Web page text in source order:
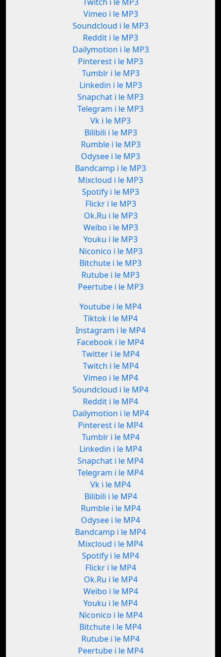
Vimeo i le MP3
Soundcloud i le MP3
Reddit i le MP3
Dailymotion i le MP3
Pinterest i le MP3
Tumblr i le MP3
Linkedin i le MP3
Snapchat i le MP3
Telegram i le MP3
Vk i le MP3
Bilibili i le MP3
Rumble i le MP3
Odysee i le MP3
Bandcamp i le MP3
Mixcloud i le MP3
Spotify i le MP3
Flickr i le MP3
Ok.Ru i le MP3
Weibo i le MP3
Youku i le MP3
Niconico i le MP3
Bitchute i le MP3
Rutube i le MP3
Peertube i le MP3
Youtube i le MP4
Tiktok i le MP4
Instagram i le MP4
Facebook i le MP4
Twitter i le MP4
Twitch i le MP4
Vimeo i le MP4
Soundcloud i le MP4
Reddit i le MP4
Dailymotion i le MP4
Pinterest i le MP4
Tumblr i le MP4
Linkedin i le MP4
Snapchat i le MP4
Telegram i le MP4
Vk i le MP4
Bilibili i le MP4
Rumble i le MP4
Odysee i le MP4
Bandcamp i le MP4
Mixcloud i le MP4
Spotify i le MP4
Flickr i le MP4
Ok.Ru i le MP4
Weibo i le MP4
Youku i le MP4
Niconico i le MP4
Bitchute i le MP4
Rutube i le MP4
Peertube i le MP4